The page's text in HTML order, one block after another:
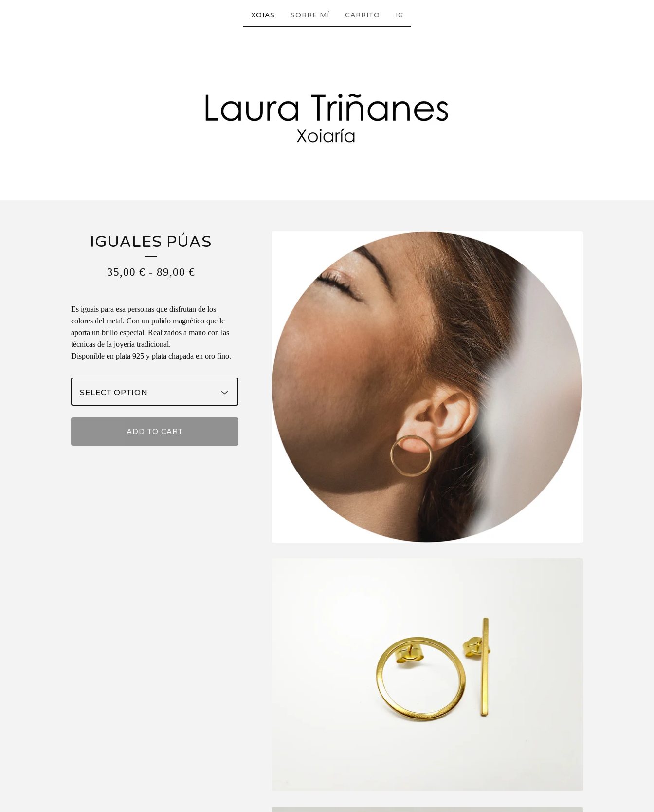
XOIAS SOBRE MÍ CARRITO IG
IGUALES PÚAS
35,00 € - 89,00 €
Es iguais para esa personas que disfrutan de los
colores del metal. Con un pulido magnético que le
aporta un brillo especial. Realizados a mano con las
técnicas de la joyería tradicional.
Disponible en plata 925 y plata chapada en oro fino.
ADD TO CART